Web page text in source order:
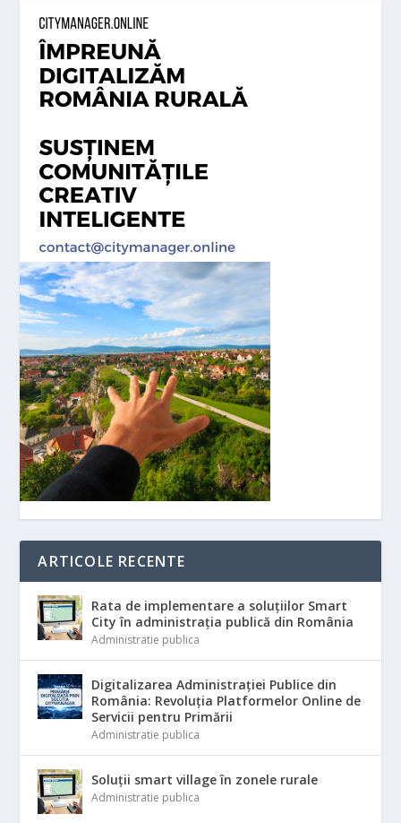
ARTICOLE RECENTE
Rata de implementare a soluțiilor Smart
City în administrația publică din România
Administratie publica
Digitalizarea Administrației Publice din
România: Revoluția Platformelor Online de
Servicii pentru Primării
Administratie publica
Soluții smart village în zonele rurale
Administratie publica